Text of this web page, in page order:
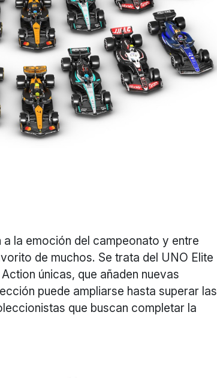
la emoción del campeonato y entre
de muchos. Se trata del UNO Elite
únicas, que añaden nuevas
puede ampliarse hasta superar las
que buscan completar la